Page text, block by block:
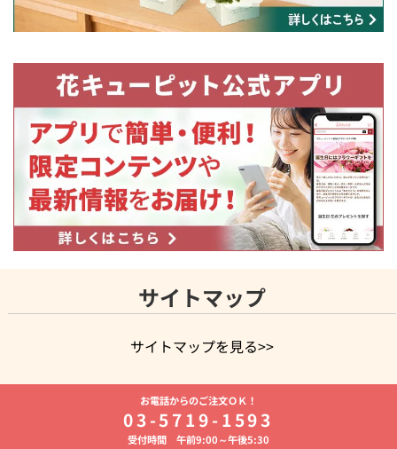
サイトマップ
サイトマップを見る>>
よく贈られる花
お祝いの花特集
誕生日フラワーギフト特集
8月の誕生花(トルコキキョウ)
開店・開業祝い
お供え・お悔やみ お供え・お悔やみの花
通夜・葬儀に贈る花 胡蝶蘭・花鉢
お電話からのご注文ＯＫ！
03-5719-1593
受付時間 午前9:00～午後5:30